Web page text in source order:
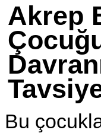
Akrep
Bu